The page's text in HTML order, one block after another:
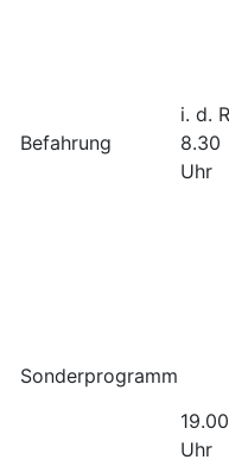
Befahrung
i. d.
8.30
Uhr
Sonderprogramm
19.00
Uhr